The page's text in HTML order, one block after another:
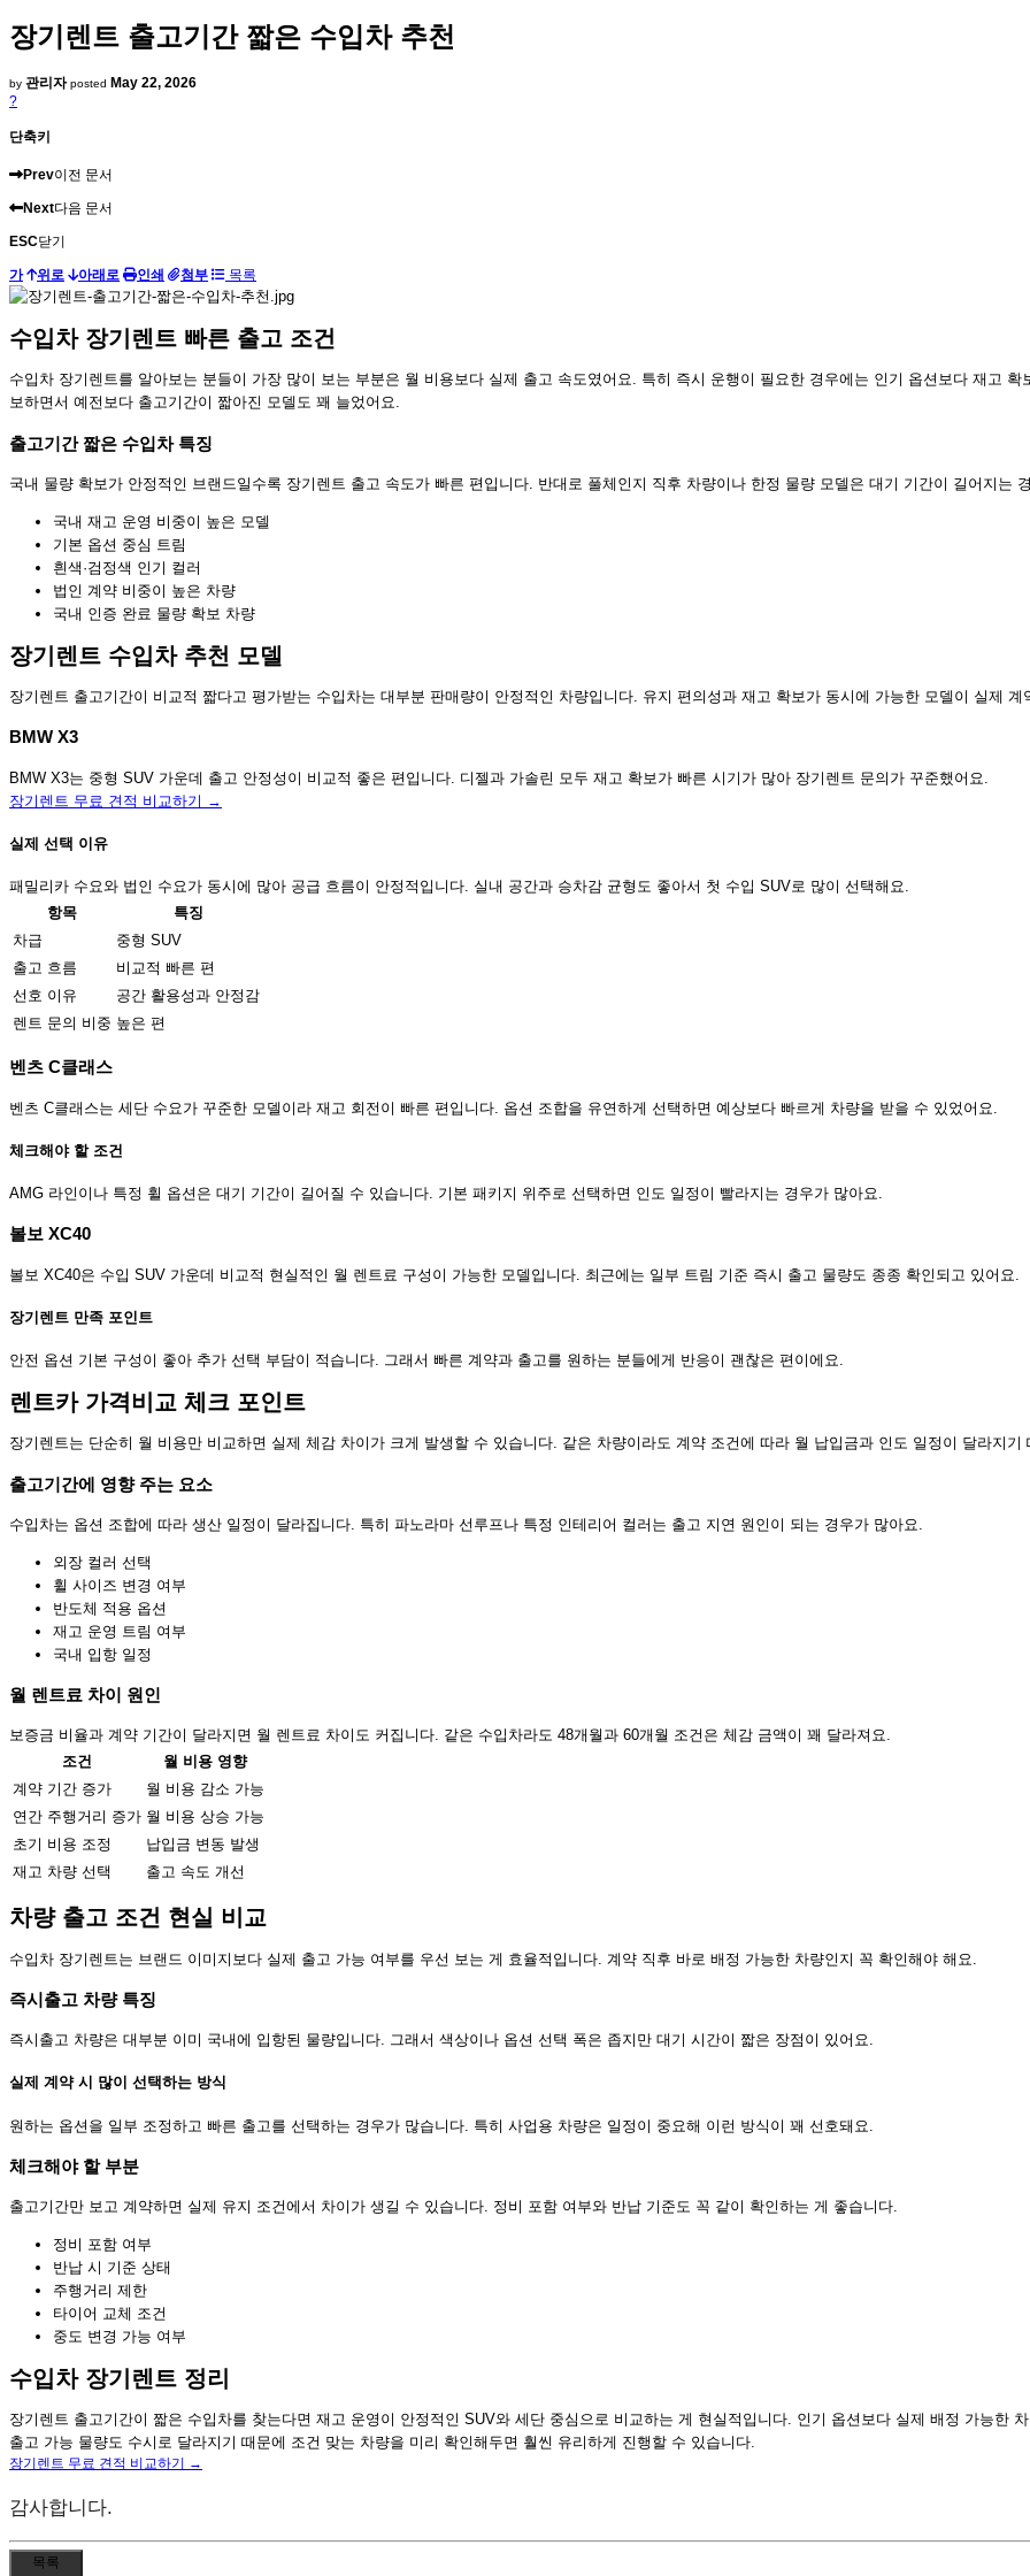
장기렌트 출고기간 짧은 수입차 추천
by 관리자 posted May 22, 2026
?
단축키
Prev이전 문서
Next다음 문서
ESC닫기
가 위로 아래로 인쇄 첨부 목록
수입차 장기렌트 빠른 출고 조건
수입차 장기렌트를 알아보는 분들이 가장 많이 보는 부분은 월 비용보다 실제 출고 속도였어요. 특히 즉시 운행이 필요한 경우에는 인기 옵션보다 재고
보하면서 예전보다 출고기간이 짧아진 모델도 꽤 늘었어요.
출고기간 짧은 수입차 특징
국내 물량 확보가 안정적인 브랜드일수록 장기렌트 출고 속도가 빠른 편입니다. 반대로 풀체인지 직후 차량이나 한정 물량 모델은 대기 기간이 길어지는
국내 재고 운영 비중이 높은 모델
기본 옵션 중심 트림
흰색·검정색 인기 컬러
법인 계약 비중이 높은 차량
국내 인증 완료 물량 확보 차량
장기렌트 수입차 추천 모델
장기렌트 출고기간이 비교적 짧다고 평가받는 수입차는 대부분 판매량이 안정적인 차량입니다. 유지 편의성과 재고 확보가 동시에 가능한 모델이 실제 계
BMW X3
BMW X3는 중형 SUV 가운데 출고 안정성이 비교적 좋은 편입니다. 디젤과 가솔린 모두 재고 확보가 빠른 시기가 많아 장기렌트 문의가 꾸준했어요.
장기렌트 무료 견적 비교하기 →
실제 선택 이유
패밀리카 수요와 법인 수요가 동시에 많아 공급 흐름이 안정적입니다. 실내 공간과 승차감 균형도 좋아서 첫 수입 SUV로 많이 선택해요.
항목
특징
차급
중형 SUV
출고 흐름
비교적 빠른 편
선호 이유
공간 활용성과 안정감
렌트 문의 비중 높은 편
벤츠 C클래스
벤츠 C클래스는 세단 수요가 꾸준한 모델이라 재고 회전이 빠른 편입니다. 옵션 조합을 유연하게 선택하면 예상보다 빠르게 차량을 받을 수 있었어요.
체크해야 할 조건
AMG 라인이나 특정 휠 옵션은 대기 기간이 길어질 수 있습니다. 기본 패키지 위주로 선택하면 인도 일정이 빨라지는 경우가 많아요.
볼보 XC40
볼보 XC40은 수입 SUV 가운데 비교적 현실적인 월 렌트료 구성이 가능한 모델입니다. 최근에는 일부 트림 기준 즉시 출고 물량도 종종 확인되고 있어요.
장기렌트 만족 포인트
안전 옵션 기본 구성이 좋아 추가 선택 부담이 적습니다. 그래서 빠른 계약과 출고를 원하는 분들에게 반응이 괜찮은 편이에요.
렌트카 가격비교 체크 포인트
장기렌트는 단순히 월 비용만 비교하면 실제 체감 차이가 크게 발생할 수 있습니다. 같은 차량이라도 계약 조건에 따라 월 납입금과 인도 일정이 달라지기
출고기간에 영향 주는 요소
수입차는 옵션 조합에 따라 생산 일정이 달라집니다. 특히 파노라마 선루프나 특정 인테리어 컬러는 출고 지연 원인이 되는 경우가 많아요.
외장 컬러 선택
휠 사이즈 변경 여부
반도체 적용 옵션
재고 운영 트림 여부
국내 입항 일정
월 렌트료 차이 원인
보증금 비율과 계약 기간이 달라지면 월 렌트료 차이도 커집니다. 같은 수입차라도 48개월과 60개월 조건은 체감 금액이 꽤 달라져요.
조건
월 비용 영향
계약 기간 증가
월 비용 감소 가능
연간 주행거리 증가 월 비용 상승 가능
초기 비용 조정
납입금 변동 발생
재고 차량 선택
출고 속도 개선
차량 출고 조건 현실 비교
수입차 장기렌트는 브랜드 이미지보다 실제 출고 가능 여부를 우선 보는 게 효율적입니다. 계약 직후 바로 배정 가능한 차량인지 꼭 확인해야 해요.
즉시출고 차량 특징
즉시출고 차량은 대부분 이미 국내에 입항된 물량입니다. 그래서 색상이나 옵션 선택 폭은 좁지만 대기 시간이 짧은 장점이 있어요.
실제 계약 시 많이 선택하는 방식
원하는 옵션을 일부 조정하고 빠른 출고를 선택하는 경우가 많습니다. 특히 사업용 차량은 일정이 중요해 이런 방식이 꽤 선호돼요.
체크해야 할 부분
출고기간만 보고 계약하면 실제 유지 조건에서 차이가 생길 수 있습니다. 정비 포함 여부와 반납 기준도 꼭 같이 확인하는 게 좋습니다.
정비 포함 여부
반납 시 기준 상태
주행거리 제한
타이어 교체 조건
중도 변경 가능 여부
수입차 장기렌트 정리
장기렌트 출고기간이 짧은 수입차를 찾는다면 재고 운영이 안정적인 SUV와 세단 중심으로 비교하는 게 현실적입니다. 인기 옵션보다 실제 배정 가능한
출고 가능 물량도 수시로 달라지기 때문에 조건 맞는 차량을 미리 확인해두면 훨씬 유리하게 진행할 수 있습니다.
장기렌트 무료 견적 비교하기 →
감사합니다.
목록